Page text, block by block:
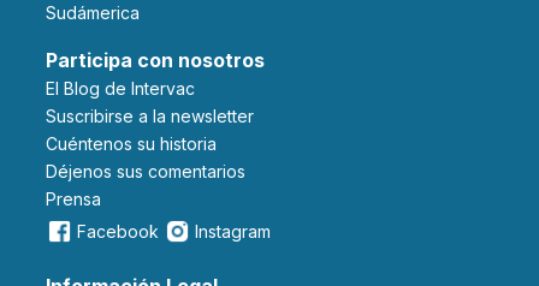
Sudámerica
Participa con nosotros
El Blog de Intervac
Suscribirse a la newsletter
Cuéntenos su historia
Déjenos sus comentarios
Prensa
Facebook
Instagram